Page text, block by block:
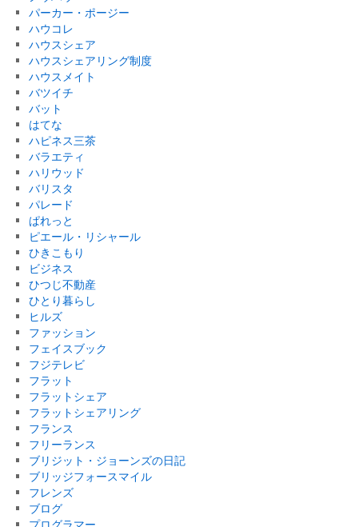
パーカー・ポージー
ハウコレ
ハウスシェア
ハウスシェアリング制度
ハウスメイト
バツイチ
バット
はてな
ハピネス三茶
バラエティ
ハリウッド
バリスタ
パレード
ぱれっと
ピエール・リシャール
ひきこもり
ビジネス
ひつじ不動産
ひとり暮らし
ヒルズ
ファッション
フェイスブック
フジテレビ
フラット
フラットシェア
フラットシェアリング
フランス
フリーランス
ブリジット・ジョーンズの日記
ブリッジフォースマイル
フレンズ
ブログ